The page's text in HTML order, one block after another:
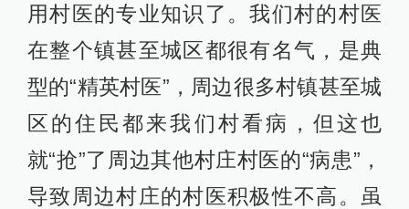
用村医的专业知识了。我们村的村医
在整个镇甚至城区都很有名气，是典
型的“精英村医”，周边很多村镇甚至城
区的住民都来我们村看病，但这也
就“抢”了周边其他村庄村医的“病患”，
导致周边村庄的村医积极性不高。虽